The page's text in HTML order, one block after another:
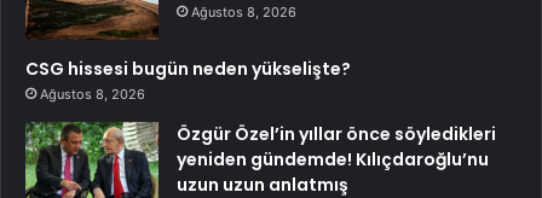
Ağustos 8, 2026
CSG hissesi bugün neden yükselişte?
Ağustos 8, 2026
Özgür Özel’in yıllar önce söyledikleri
yeniden gündemde! Kılıçdaroğlu’nu
uzun uzun anlatmış